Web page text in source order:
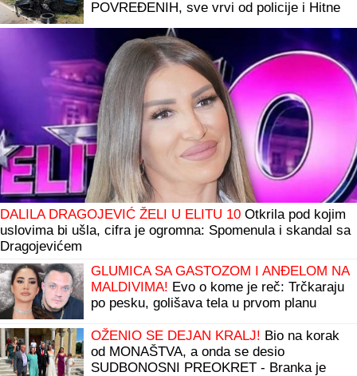
POVREĐENIH, sve vrvi od policije i Hitne
DALILA DRAGOJEVIĆ ŽELI U ELITU 10 Otkrila pod kojim
uslovima bi ušla, cifra je ogromna: Spomenula i skandal sa
Dragojevićem
GLUMICA SA GASTOZOM I ANĐELOM NA
MALDIVIMA! Evo o kome je reč: Trčkaraju
po pesku, golišava tela u prvom planu
OŽENIO SE DEJAN KRALJ! Bio na korak
od MONAŠTVA, a onda se desio
SUDBONOSNI PREOKRET - Branka je